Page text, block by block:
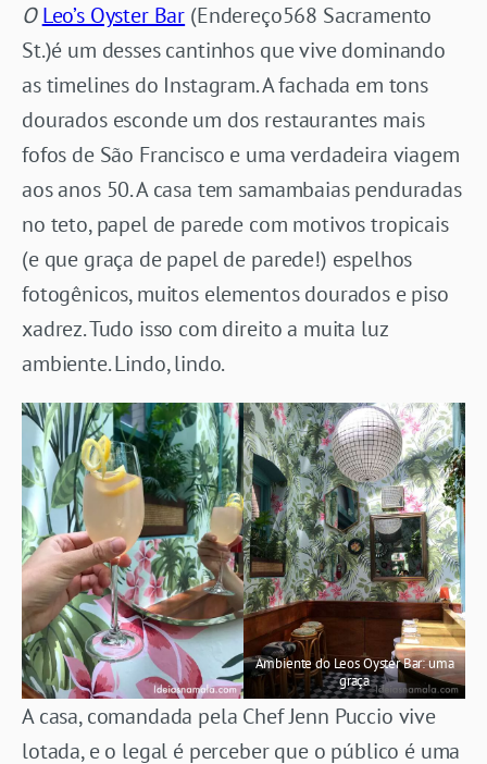
OLeo’s Oyster Bar (Endereço568 Sacramento
St.)é um desses cantinhos que vive dominando
as timelines do Instagram. A fachada em tons
dourados esconde um dos restaurantes mais
fofos de São Francisco e uma verdadeira viagem
aos anos 50. A casa tem samambaias penduradas
no teto, papel de parede com motivos tropicais
(e que graça de papel de parede!) espelhos
fotogênicos, muitos elementos dourados e piso
xadrez. Tudo isso com direito a muita luz
ambiente. Lindo, lindo.
Ambiente do Leos Oyster Bar: uma
graça
A casa, comandada pela Chef Jenn Puccio vive
lotada, e o legal é perceber que o público é uma